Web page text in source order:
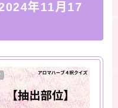
年11月17